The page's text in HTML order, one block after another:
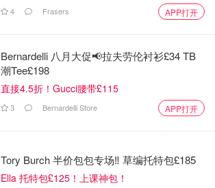
4 Frasers APP打开
Bernardelli 八月大促📢拉夫劳伦衬衫£34 TB
潮Tee£198
直接4.5折！Gucci腰带£115
3 Bernardelli Store APP打开
Tory Burch 半价包包专场‼️ 草编托特包£185
Ella 托特包£125！上课神包！